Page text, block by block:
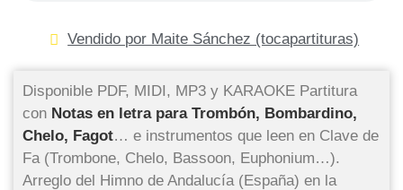
Vendido por Maite Sánchez (tocapartituras)
Disponible PDF, MIDI, MP3 y KARAOKE Partitura
con Notas en letra para Trombón, Bombardino,
Chelo, Fagot… e instrumentos que leen en Clave de
Fa (Trombone, Chelo, Bassoon, Euphonium…).
Arreglo del Himno de Andalucía (España) en la